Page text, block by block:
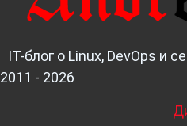
IT-блог о Linux, DevOps и
2011 - 2026
Д